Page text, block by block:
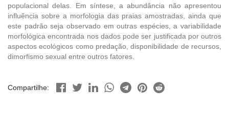
populacional delas. Em síntese, a abundância não apresentou
influência sobre a morfologia das praias amostradas, ainda que
este padrão seja observado em outras espécies, a variabilidade
morfológica encontrada nos dados pode ser justificada por outros
aspectos ecológicos como predação, disponibilidade de recursos,
dimorfismo sexual entre outros fatores.
Compartilhe: